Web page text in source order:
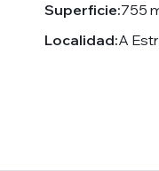
Superficie:755
Localidad:A